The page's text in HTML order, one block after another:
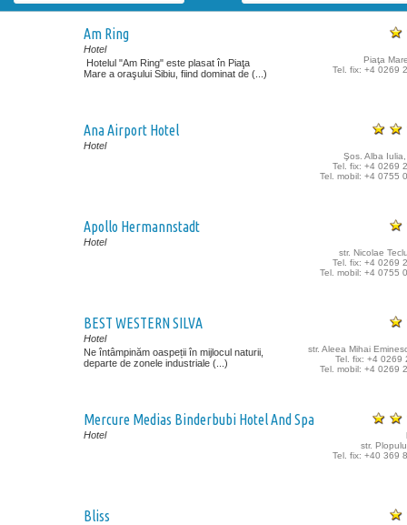
Am Ring
Piaţa
Tel. fix: +4 0269
Hotel
Hotelul "Am Ring" este plasat în Piaţa
Mare a oraşului Sibiu, fiind dominat de (...)
Ana Airport Hotel
Şos. Alba
Tel. fix: +4 0269
Tel. mobil: +4 0755
Hotel
Apollo Hermannstadt
str. Nicolae
Tel. fix: +4 0269
Tel. mobil: +4 0755
Hotel
BEST WESTERN SILVA
str. Aleea Mihai
Tel. fix: +4 0269
Tel. mobil: +4 0269
Hotel
Ne întâmpinăm oaspeții în mijlocul naturii,
departe de zonele industriale (...)
Mercure Medias Binderbubi Hotel And Spa
str.
Tel. fix: +40 369
Hotel
Bliss